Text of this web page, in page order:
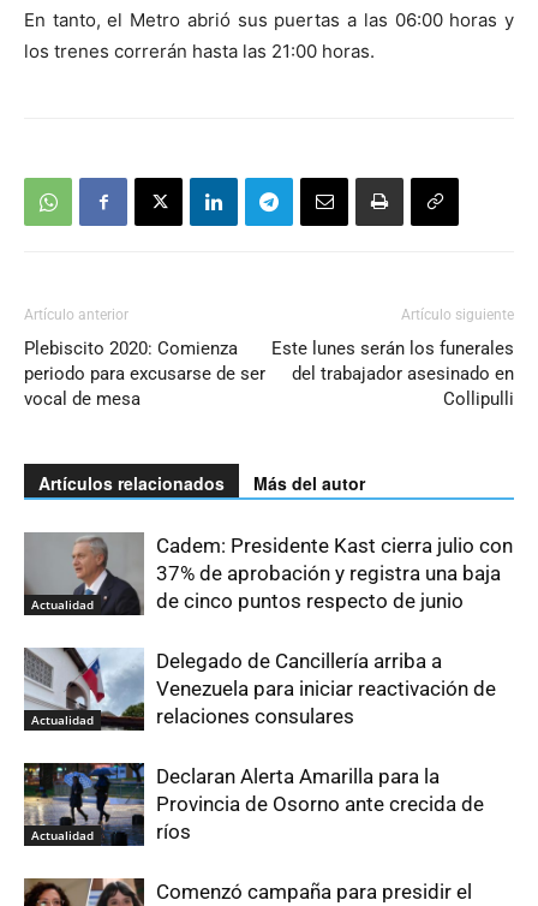
En tanto, el Metro abrió sus puertas a las 06:00 horas y
los trenes correrán hasta las 21:00 horas.
Artículo anterior
Plebiscito 2020: Comienza
periodo para excusarse de ser
vocal de mesa
Artículo siguiente
Este lunes serán los funerales
del trabajador asesinado en
Collipulli
Artículos relacionados Más del autor
Actualidad
Cadem: Presidente Kast cierra julio con
37% de aprobación y registra una baja
de cinco puntos respecto de junio
Actualidad
Delegado de Cancillería arriba a
Venezuela para iniciar reactivación de
relaciones consulares
Actualidad
Declaran Alerta Amarilla para la
Provincia de Osorno ante crecida de
ríos
Comenzó campaña para presidir el